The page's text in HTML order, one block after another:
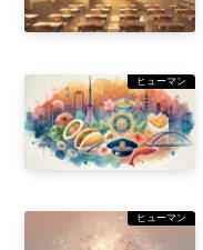
ヒューマン
ヒューマン